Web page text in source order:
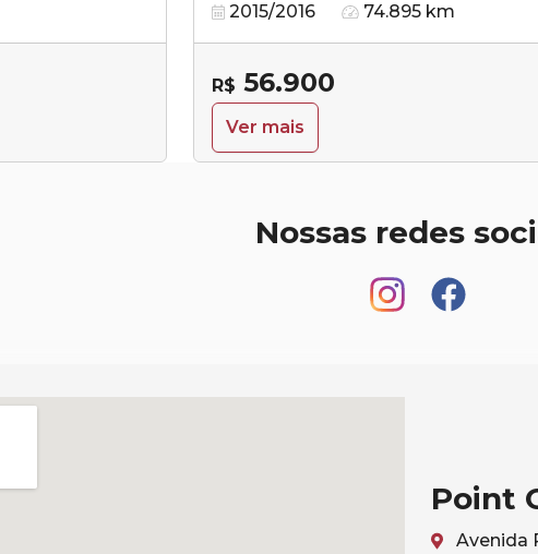
2015/2016 74.895 km
R$ 56.900
Ver mais
Nossas redes
Point
Avenida